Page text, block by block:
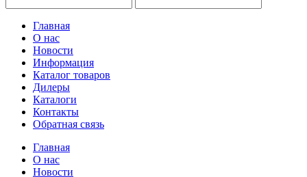
Главная
О нас
Новости
Информация
Каталог товаров
Дилеры
Каталоги
Контакты
Обратная связь
Главная
О нас
Новости